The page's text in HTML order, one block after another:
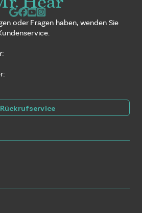
oder Fragen haben, wenden Sie
Rückrufservice